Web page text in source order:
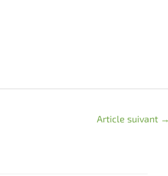
Article suivant